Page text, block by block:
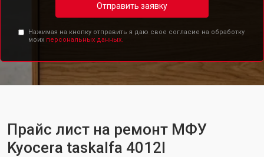
Отправить заявку
Нажимая на кнопку отправить я даю свое согласие на обработку
моих персональных данных.
Прайс лист на ремонт МФУ
Kyocera taskalfa 4012I